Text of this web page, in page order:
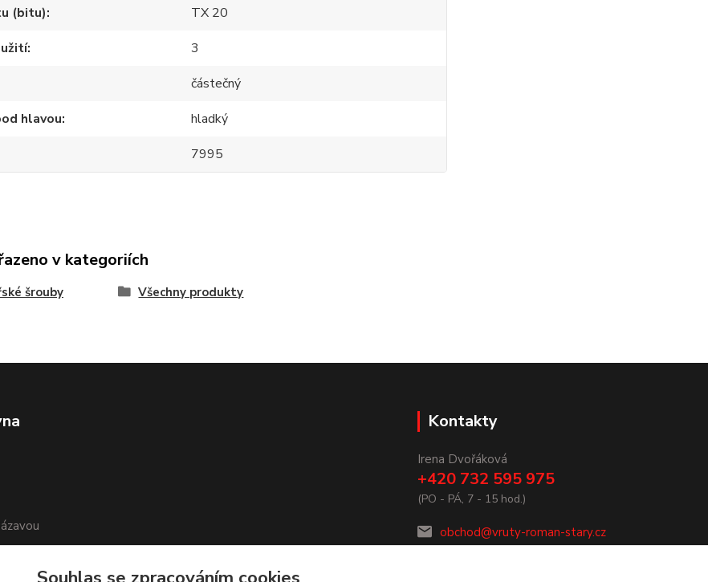
(bitu)
TX 20
3
částečný
hlavou
hladký
7995
v kategoriích
šrouby Všechny produkty
Kontakty
Irena Dvořáková
+420 732 595 975
(PO - PÁ, 7 - 15 hod.)
obchod@vruty-roman-stary.cz